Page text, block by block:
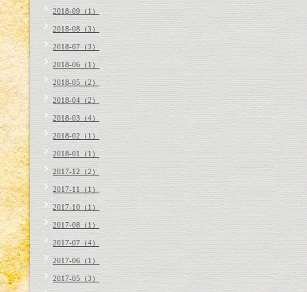
2018-09（1）
2018-08（3）
2018-07（3）
2018-06（1）
2018-05（2）
2018-04（2）
2018-03（4）
2018-02（1）
2018-01（1）
2017-12（2）
2017-11（1）
2017-10（1）
2017-08（1）
2017-07（4）
2017-06（1）
2017-05（3）